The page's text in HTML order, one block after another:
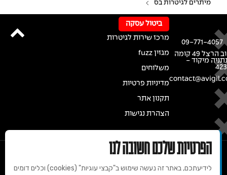
מיתרים לגיטרות בס
רחוב הרצל 49 קומה
מיקוד -
09-771-4057
ביטול עסקה
מרכז שירות לגיטרות
מגזין fuzz
משלוחים
מדיניות פרטיות
תקנון אתר
הצהרת נגישות
הפרטיות שלכם חשובה לנו
לידיעתכם, באתר זה נעשה שימוש ב"קבצי עוגיות" (cookies) וכלים דומים